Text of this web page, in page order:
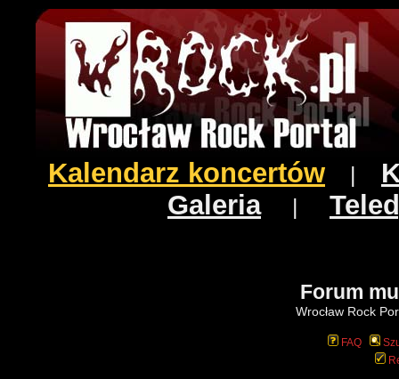
Kalendarz koncertów
Galeria|
Forum
Wrocław Rock
FAQ